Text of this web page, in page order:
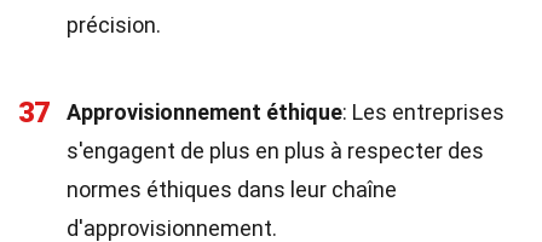
précision.
37 Approvisionnement éthique: Les entreprises
s'engagent de plus en plus à respecter des
normes éthiques dans leur chaîne
d'approvisionnement.